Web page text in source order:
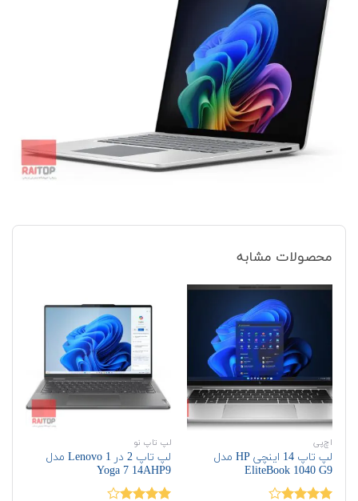
محصولات مشابه
اچ‌پی
لپ تاپ 14 اینچی HP مدل
EliteBook 1040 G9
لپ تاپ نو
لپ تاپ 2 در 1 Lenovo مدل
Yoga 7 14AHP9